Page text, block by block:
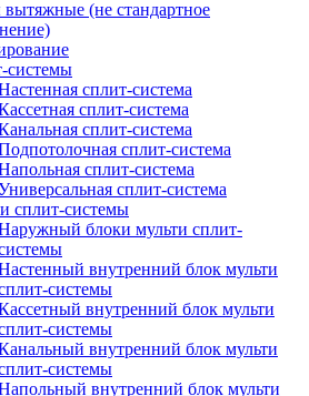
(не стандартное
системы
сплит-система
сплит-система
сплит-система
сплит-система
сплит-система
сплит-система
сплит-системы
блоки мульти сплит-
внутренний блок мульти
системы
внутренний блок мульти
системы
внутренний блок мульти
системы
внутренний блок мульти